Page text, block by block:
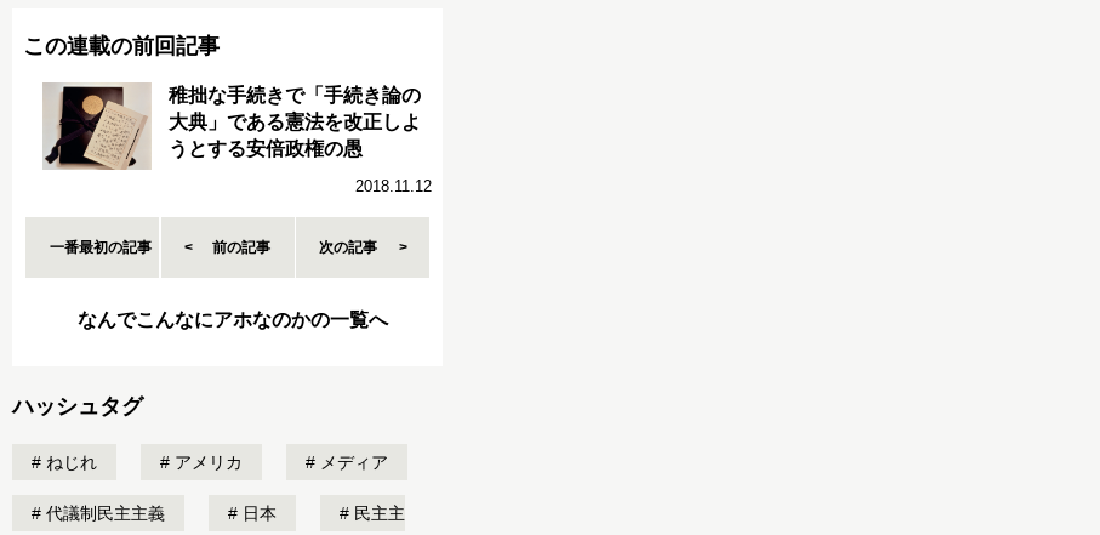
この連載の前回記事
稚拙な手続きで「手続き論の
大典」である憲法を改正しよ
うとする安倍政権の愚
2018.11.12
一番最初の記事 前の記事 次の記事
なんでこんなにアホなのかの一覧へ
ハッシュタグ
ねじれ アメリカ メディア
代議制民主主義 日本 民主主